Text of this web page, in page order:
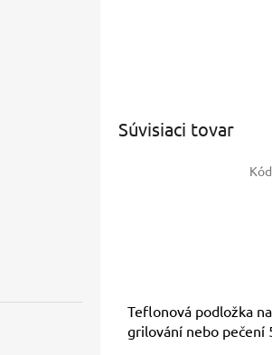
Súvisiaci tovar
Teflonová podložka na
grilování nebo pečení